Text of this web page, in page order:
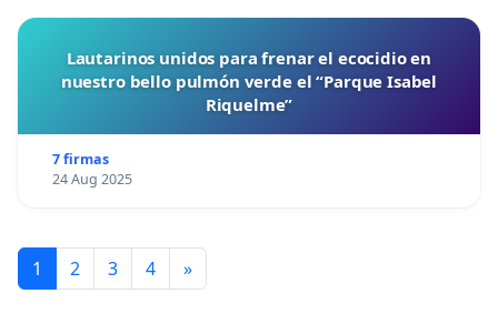
Lautarinos unidos para frenar el ecocidio en
nuestro bello pulmón verde el “Parque Isabel
Riquelme”
7 firmas
24 Aug 2025
1 2 3 4 »